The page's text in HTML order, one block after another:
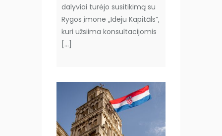
dalyviai turėjo susitikimą su
Rygos įmone „Ideju Kapitāls”,
kuri užsiima konsultacijomis
[…]